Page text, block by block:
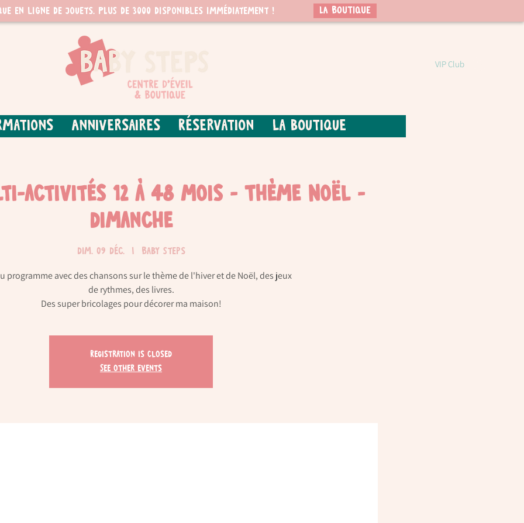
en ligne de jouets. PLUS de 3000 disponibles immédiatement ! LA BOUTIQUE
VIP Club
Anniversaires Réservation La boutique
activités 12 à 48 mois - Thème Noël -
dimanche
dim. 09 déc.
  |
Baby Steps
programme avec des chansons sur le thème de l'hiver et de Noël, des jeux
de rythmes, des livres.
Registration is Closed
See other events